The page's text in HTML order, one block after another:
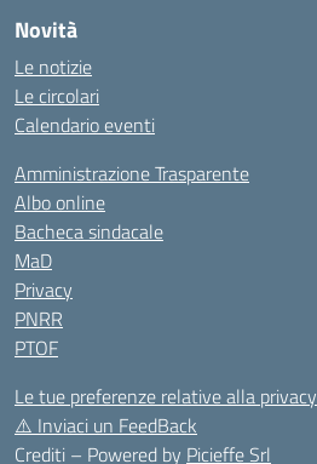
Novità
Le notizie
Le circolari
Calendario eventi
Amministrazione Trasparente
Albo online
Bacheca sindacale
MaD
Privacy
PNRR
PTOF
Le tue preferenze relative alla privacy
⚠️ Inviaci un FeedBack
Crediti – Powered by Picieffe Srl